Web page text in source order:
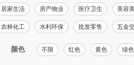
居家生活 房产物业 医疗卫生 美容
农林化工 水利环保 批发零售 五金
颜色 不限 红色 黄色 绿色